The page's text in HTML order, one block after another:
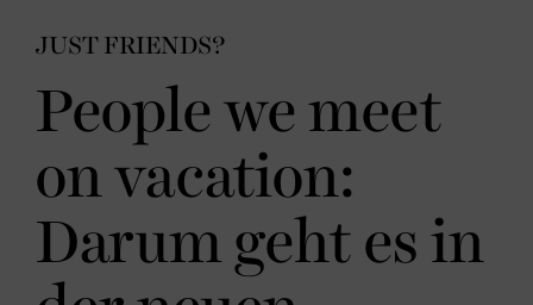
JUST FRIENDS?
People we meet
on vacation:
Darum geht es in